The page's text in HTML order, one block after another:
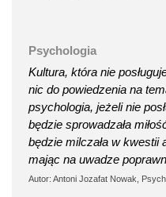
Psychologia
Kultura, która nie
nic do powiedzenia na
psychologia, jeżeli nie
będzie sprowadzała
będzie milczała w kwestii
mając na uwadze
Autor: Antoni Jozafat Nowak,